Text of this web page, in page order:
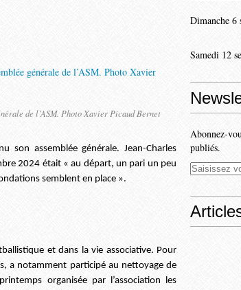
de l’ASM. Photo Xavier Picaud Bernet
son assemblée générale. Jean-Charles
2024 était « au départ, un pari un peu
semblent en place ».
et dans la vie associative. Pour
a notamment participé au nettoyage de
organisée par l’association les
Dimanche 6
Samedi 12
Abonnez-
publiés.